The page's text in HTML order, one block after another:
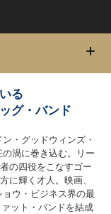
+
る
グ・バンド
・グッドウィンズ・
渦に巻き込む。リー
の四役をこなすゴー
に輝く才人。映画、
ウ・ビジネス界の最
ット・バンドを結成